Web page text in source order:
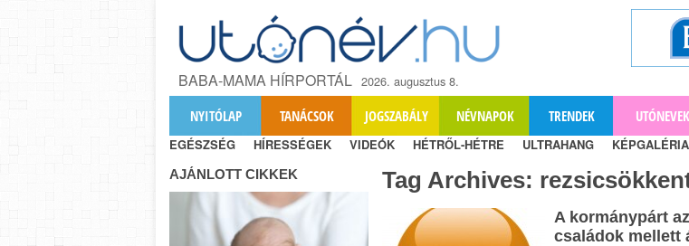
BABA-MAMA HÍRPORTÁL 2026. augusztus 8.
NYITÓLAP TANÁCSOK JOGSZABÁLY NÉVNAPOK TRENDEK UTÓNEVEK
EGÉSZSÉG HÍRESSÉGEK VIDEÓK HÉTRŐL-HÉTRE ULTRAHANG KÉPGALÉRIA
Tag Archives:
A kormánypárt
családok mellett
AJÁNLOTT CIKKEK